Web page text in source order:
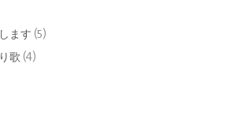
ます (5)
歌 (4)